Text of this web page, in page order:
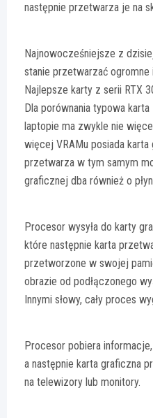
następnie przetwarza je na
Najnowocześniejsze z
stanie przetwarzać
Najlepsze karty z serii RTX
Dla porównania typowa
laptopie ma zwykle nie
więcej VRAMu posiada
przetwarza w tym samym
graficznej dba również o
Procesor wysyła do karty
które następnie karta
przetworzone w swojej
obrazie od podłączonego
Innymi słowy, cały proces
Procesor pobiera
a następnie karta graficzna
na telewizory lub monitory.